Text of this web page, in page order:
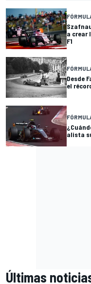
a crear
F1
Desde
el
alista
Últimas